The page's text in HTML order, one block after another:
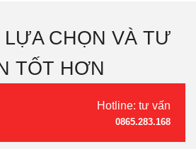
CHỌN VÀ TƯ
TỐT HƠN
Hotline: tư vấn
0865.283.168